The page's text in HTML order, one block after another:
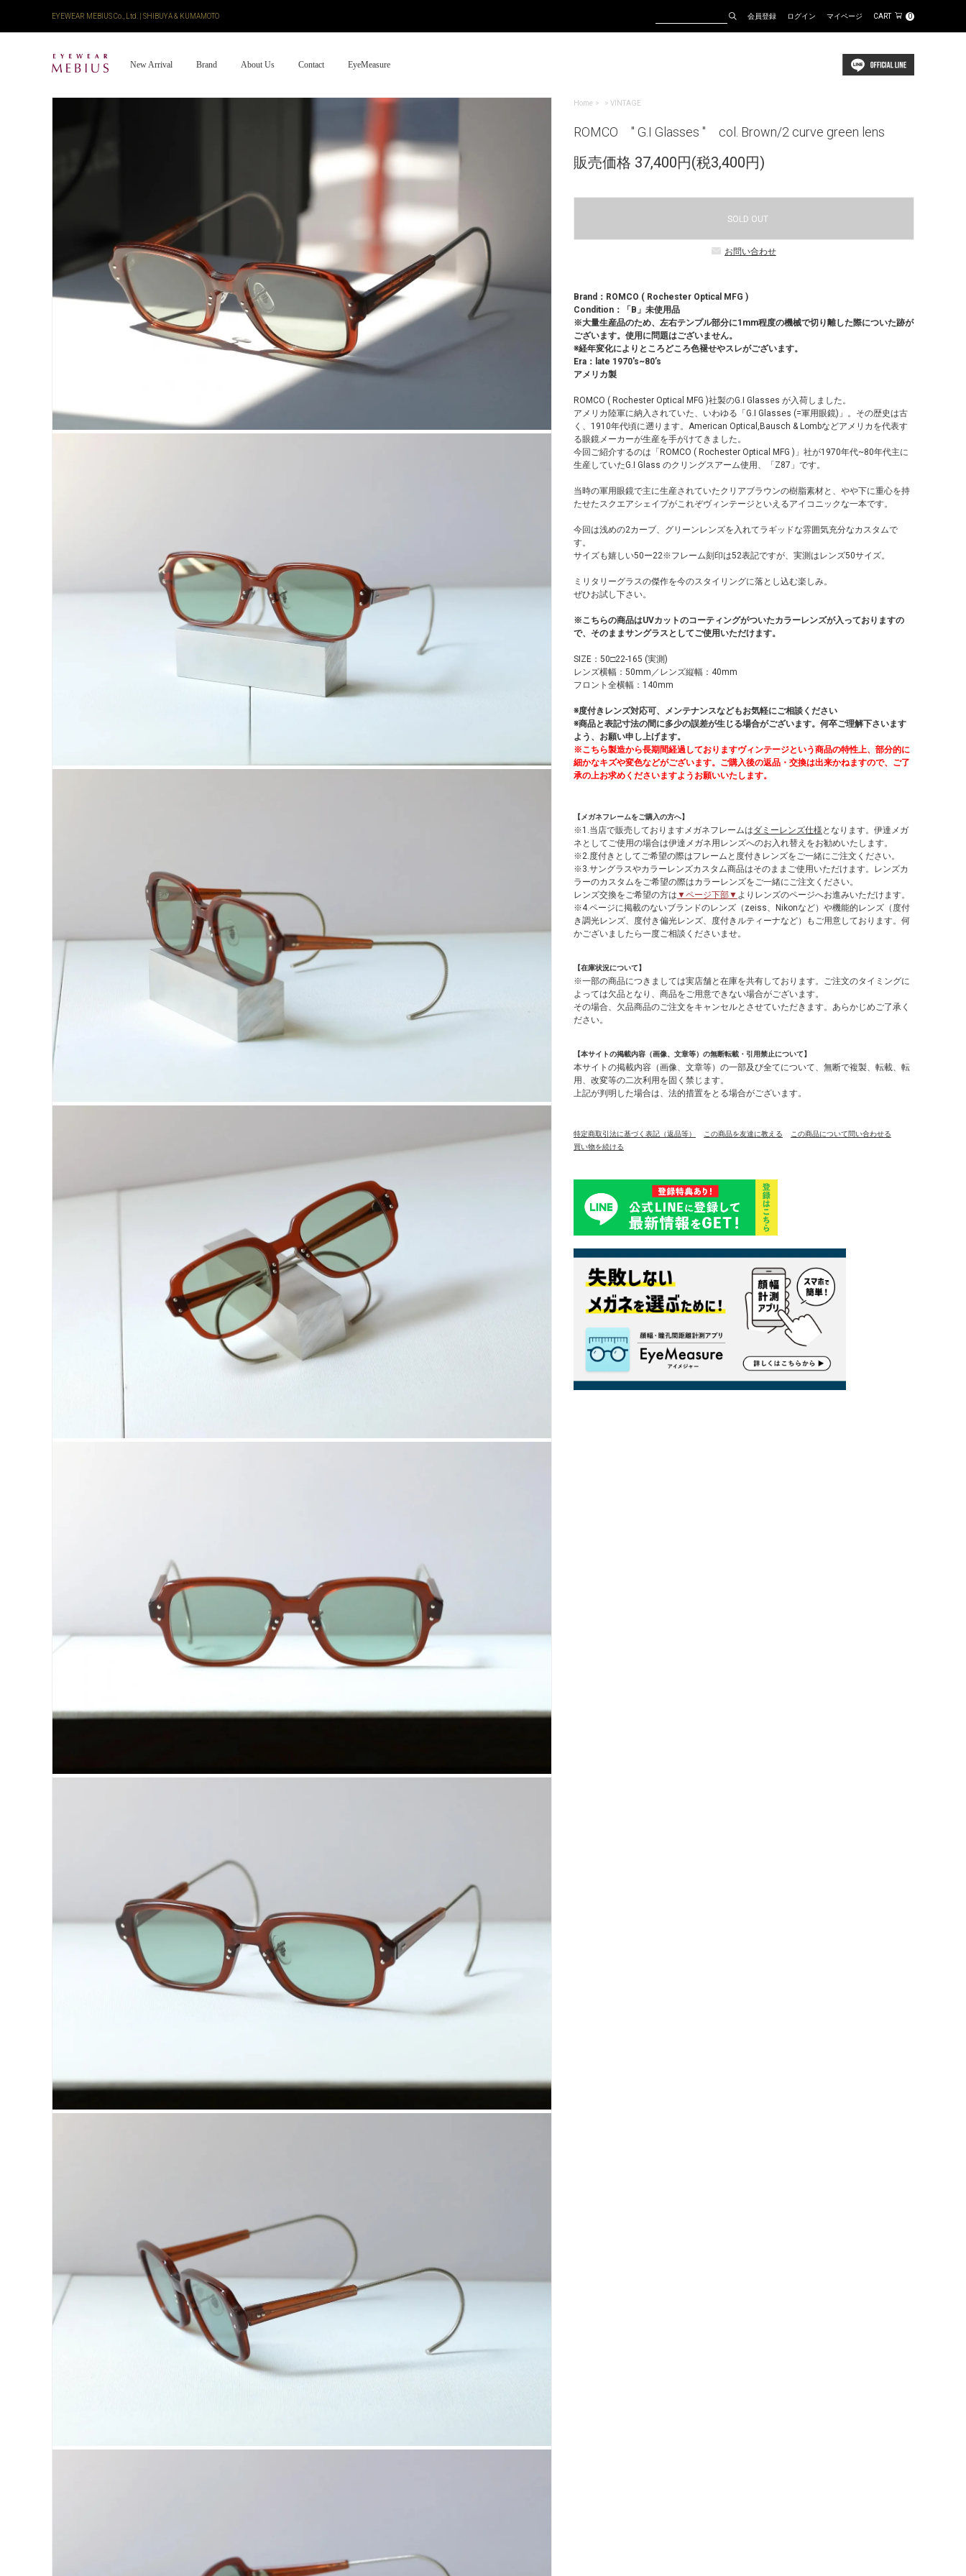
EYEWEAR MEBIUS Co., Ltd. | SHIBUYA & KUMAMOTO 会員登録 ログイン マイページ CART 0
New Arrival Brand About Us Contact EyeMeasure
Home > VINTAGE
ROMCO " G.I Glasses " col. Brown/2 curve green lens
販売価格 37,400円(税3,400円)
SOLD OUT
お問い合わせ
Brand：ROMCO ( Rochester Optical MFG )
Condition：「B」未使用品
※大量生産品のため、左右テンプル部分に1mm程度の機械で切り離した際についた跡が
ございます。使用に問題はございません。
※経年変化によりところどころ色褪せやスレがございます。
Era：late 1970's~80’s
アメリカ製
ROMCO ( Rochester Optical MFG )社製のG.I Glasses が入荷しました。
アメリカ陸軍に納入されていた、いわゆる「G.I Glasses (=軍用眼鏡)」。その歴史は古
く、1910年代頃に遡ります。American Optical,Bausch & Lombなどアメリカを代表す
る眼鏡メーカーが生産を手がけてきました。
今回ご紹介するのは「ROMCO ( Rochester Optical MFG )」社が1970年代~80年代主に
生産していたG.I Glass のクリングスアーム使用、「Z87」です。
当時の軍用眼鏡で主に生産されていたクリアブラウンの樹脂素材と、やや下に重心を持
たせたスクエアシェイプがこれぞヴィンテージといえるアイコニックな一本です。
今回は浅めの2カーブ、グリーンレンズを入れてラギッドな雰囲気充分なカスタムで
す。
サイズも嬉しい50ー22※フレーム刻印は52表記ですが、実測はレンズ50サイズ。
ミリタリーグラスの傑作を今のスタイリングに落とし込む楽しみ。
ぜひお試し下さい。
※こちらの商品はUVカットのコーティングがついたカラーレンズが入っておりますの
で、そのままサングラスとしてご使用いただけます。
SIZE：50□22-165 (実測)
レンズ横幅：50mm／レンズ縦幅：40mm
フロント全横幅：140mm
※度付きレンズ対応可、メンテナンスなどもお気軽にご相談ください
※商品と表記寸法の間に多少の誤差が生じる場合がございます。何卒ご理解下さいます
よう、お願い申し上げます。
※こちら製造から長期間経過しておりますヴィンテージという商品の特性上、部分的に
細かなキズや変色などがございます。ご購入後の返品・交換は出来かねますので、ご了
承の上お求めくださいますようお願いいたします。
【メガネフレームをご購入の方へ】
※1.当店で販売しておりますメガネフレームはダミーレンズ仕様 となります。伊達メガ
ネとしてご使用の場合は伊達メガネ用レンズへのお入れ替えをお勧めいたします。
※2.度付きとしてご希望の際はフレームと度付きレンズをご一緒にご注文ください。
※3.サングラスやカラーレンズカスタム商品はそのままご使用いただけます。レンズカ
ラーのカスタムをご希望の際はカラーレンズをご一緒にご注文ください。
レンズ交換をご希望の方は ▼ページ下部▼ よりレンズのページへお進みいただけます。
※4.ページに掲載のないブランドのレンズ（zeiss、Nikonなど）や機能的レンズ（度付
き調光レンズ、度付き偏光レンズ、度付きルティーナなど）もご用意しております。何
かございましたら一度ご相談くださいませ。
【在庫状況について】
※一部の商品につきましては実店舗と在庫を共有しております。ご注文のタイミングに
よっては欠品となり、商品をご用意できない場合がございます。
その場合、欠品商品のご注文をキャンセルとさせていただきます。あらかじめご了承く
ださい。
【本サイトの掲載内容（画像、文章等）の無断転載・引用禁止について】
本サイトの掲載内容（画像、文章等）の一部及び全てについて、無断で複製、転載、転
用、改変等の二次利用を固く禁じます。
上記が判明した場合は、法的措置をとる場合がございます。
特定商取引法に基づく表記（返品等） この商品を友達に教える
この商品について問い合わせる
買い物を続ける